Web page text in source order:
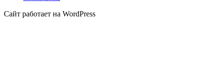
Сайт работает на WordPress